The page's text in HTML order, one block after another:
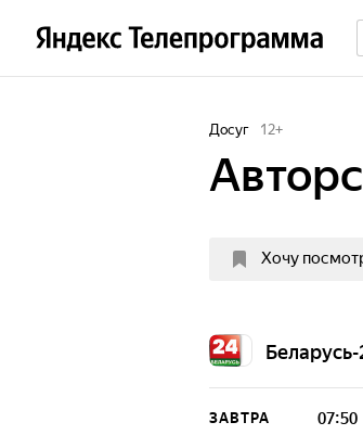
Досуг 12+
Хочу
Беларусь-
ЗАВТРА 07:50